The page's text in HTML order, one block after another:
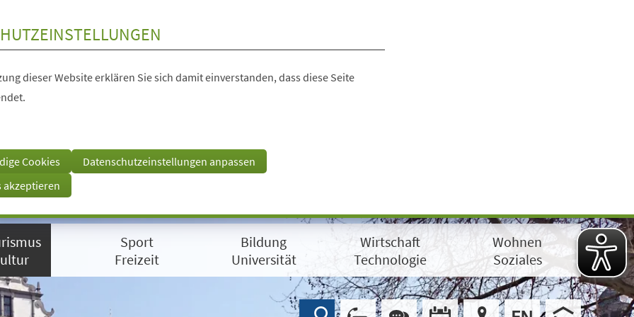
dieser Website erklären Sie sich damit einverstanden, dass diese Seite
Cookies
Datenschutzeinstellungen anpassen
akzeptieren
Sport
Freizeit
Bildung
Universität
Wirtschaft
Technologie
Wohnen
Soziales